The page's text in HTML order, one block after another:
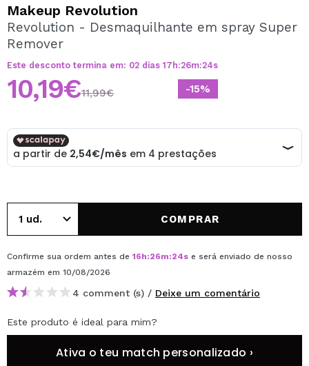
Ao criar uma conta no Maquibeauty.pt pode fazer as suas
compras rapidamente, verificar o estado das suas
Makeup Revolution
Revolution - Desmaquilhante em spray Super
Remover
Este desconto termina em: 02 dias 17 h:26m:24s
-15%
10,19€11,99€
COMPRAR
Confirme sua ordem antes de 16h:26m:24s e será enviado de nosso
armazém em 10/08/2026
4 comment (s) / Deixe um comentário
Este produto é ideal para mim?
Ativa o teu match personalizado ›